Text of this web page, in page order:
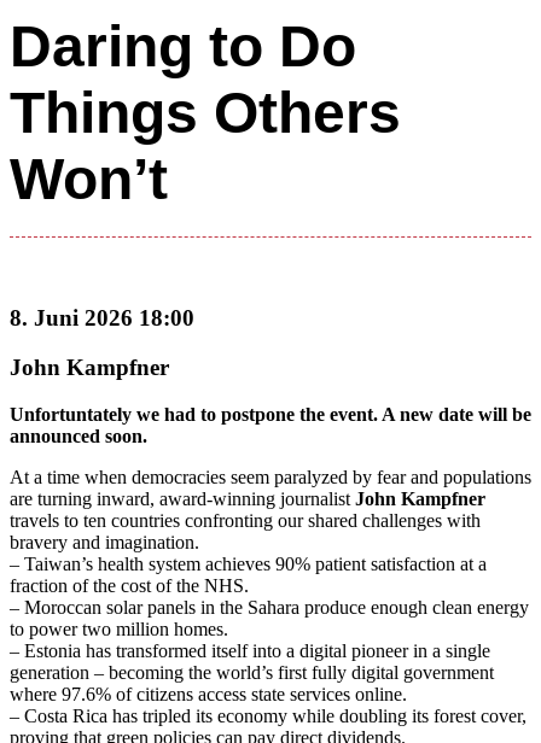
Daring to Do
Things Others
Won’t
8. Juni 2026 18:00
John Kampfner
Unfortuntately we had to postpone the event. A new date will be
announced soon.
At a time when democracies seem paralyzed by fear and populations
are turning inward, award-winning journalist John Kampfner
travels to ten countries confronting our shared challenges with
bravery and imagination.
– Taiwan’s health system achieves 90% patient satisfaction at a
fraction of the cost of the NHS.
– Moroccan solar panels in the Sahara produce enough clean energy
to power two million homes.
– Estonia has transformed itself into a digital pioneer in a single
generation – becoming the world’s first fully digital government
where 97.6% of citizens access state services online.
– Costa Rica has tripled its economy while doubling its forest cover,
proving that green policies can pay direct dividends.